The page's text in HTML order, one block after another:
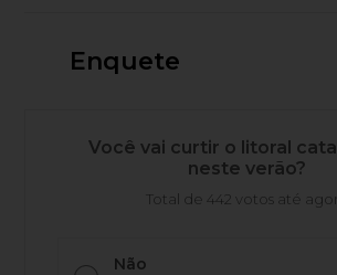
Enquete
Você vai curtir o litoral
neste verão?
Total de 442 votos até
Não